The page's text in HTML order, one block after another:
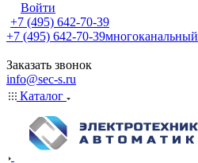
Войти
+7 (495) 642-70-39
+7 (495) 642-70-39многоканальный
Заказать звонок
info@sec-s.ru
Каталог